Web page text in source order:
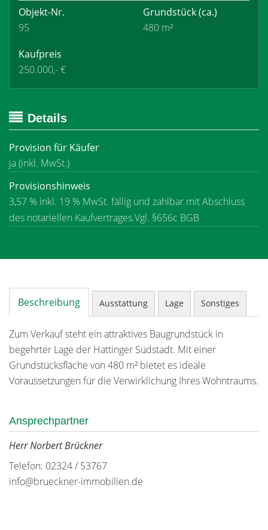
Objekt-Nr.
95
Grundstück(ca.)
480 m²
Kaufpreis
250.000,- €
Details
Provision für Käufer
ja (inkl. MwSt.)
Provisionshinweis
3,57 % inkl. 19 % MwSt. fällig und zahlbar mit Abschluss
des notariellen Kaufvertrages.Vgl. §656c BGB
Beschreibung Ausstattung Lage Sonstiges
Zum Verkauf steht ein attraktives Baugrundstück in
begehrter Lage der Hattinger Südstadt. Mit einer
Grundstücksfläche von 480 m² bietet es ideale
Voraussetzungen für die Verwirklichung Ihres Wohntraums.
Ansprechpartner
Herr Norbert Brückner
Telefon: 02324 / 53767
info@brueckner-immobilien.de